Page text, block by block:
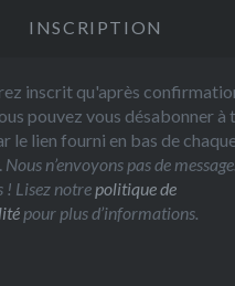
inscrit qu'après
pouvez vous désabonner à
le lien fourni en bas de
Nous n’envoyons pas de
! Lisez notrepolitique de
pour plus d’informations.